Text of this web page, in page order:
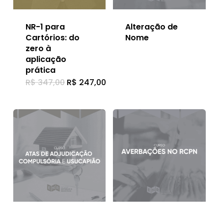
NR-1 para
Cartórios: do
zero à
aplicação
prática
R$347,00 O
R$ 347,00.
R$ 247,00O
R$ 247,00.
Alteração de
Nome